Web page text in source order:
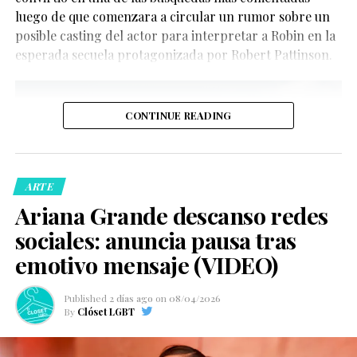
Ver esta publicación en Instagram
acudieron al domicilio tras recibir llamadas de personas
preocupadas por el bienestar del creador de contenido.
Posteriormente, las autoridades confirmaron que la
persona fue trasladada de manera segura a un hospital
local para recibir atención médica.
luego de que comenzara a circular un rumor sobre un
posible casting del actor para interpretar a Robin en la
esperada secuela protagonizada por Robert Pattinson.
CONTINUE READING
ARTE
Ariana Grande descanso redes
sociales: anuncia pausa tras
emotivo mensaje (VIDEO)
Published 2 días ago on 08/04/2026
By Clóset LGBT